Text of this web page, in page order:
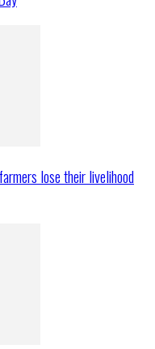
lose their livelihood